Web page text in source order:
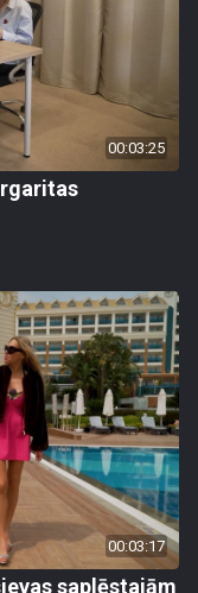
00:03:25
00:03:17
saplēstajām